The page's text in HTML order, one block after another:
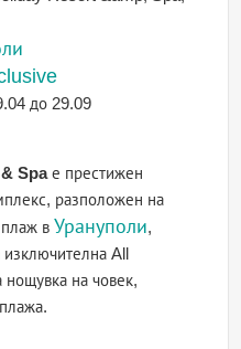
до 29.09
Spaе престижен
разположен на
плаж вУрануполи,
изключителна All
на човек,